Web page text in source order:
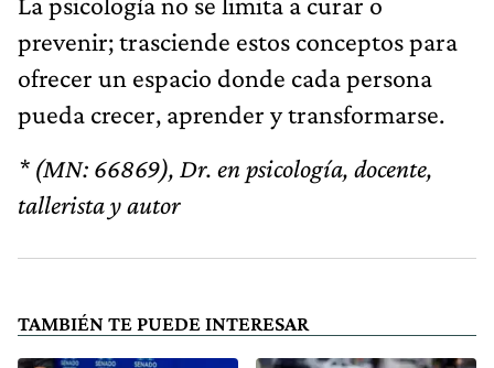
prevenir; trasciende estos conceptos para
ofrecer un espacio donde cada persona
pueda crecer, aprender y transformarse.
* (MN: 66869), Dr. en psicología, docente,
tallerista y autor
TAMBIÉN TE PUEDE INTERESAR